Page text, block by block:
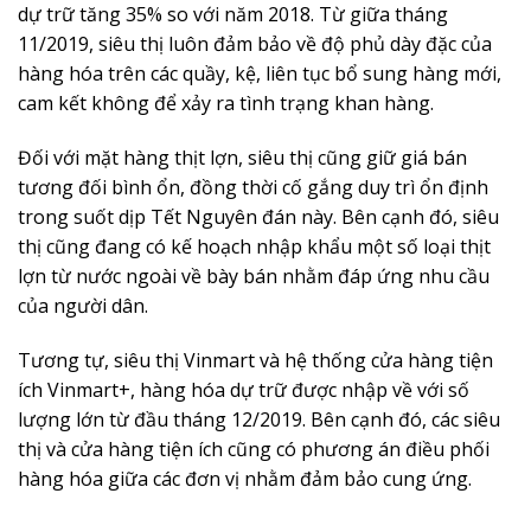
dự trữ tăng 35% so với năm 2018. Từ giữa tháng
11/2019, siêu thị luôn đảm bảo về độ phủ dày đặc của
hàng hóa trên các quầy, kệ, liên tục bổ sung hàng mới,
cam kết không để xảy ra tình trạng khan hàng.
Đối với mặt hàng thịt lợn, siêu thị cũng giữ giá bán
tương đối bình ổn, đồng thời cố gắng duy trì ổn định
trong suốt dịp Tết Nguyên đán này. Bên cạnh đó, siêu
thị cũng đang có kế hoạch nhập khẩu một số loại thịt
lợn từ nước ngoài về bày bán nhằm đáp ứng nhu cầu
của người dân.
Tương tự, siêu thị Vinmart và hệ thống cửa hàng tiện
ích Vinmart+, hàng hóa dự trữ được nhập về với số
lượng lớn từ đầu tháng 12/2019. Bên cạnh đó, các siêu
thị và cửa hàng tiện ích cũng có phương án điều phối
hàng hóa giữa các đơn vị nhằm đảm bảo cung ứng.